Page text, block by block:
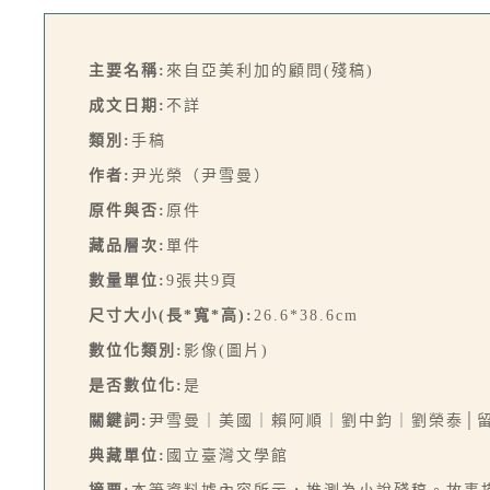
主要名稱: 來自亞美利加的顧問(殘稿)
成文日期: 不詳
類別: 手稿
作者: 尹光榮（尹雪曼）
原件與否: 原件
藏品層次: 單件
數量單位: 9張共9頁
尺寸大小(長*寬*高): 26.6*38.6cm
數位化類別: 影像(圖片)
是否數位化: 是
關鍵詞: 尹雪曼｜美國｜賴阿順｜劉中鈞｜劉榮泰│
典藏單位: 國立臺灣文學館